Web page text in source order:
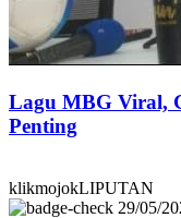
Lagu MBG Viral,
Penting
klikmojokLIPUTAN
29/05/